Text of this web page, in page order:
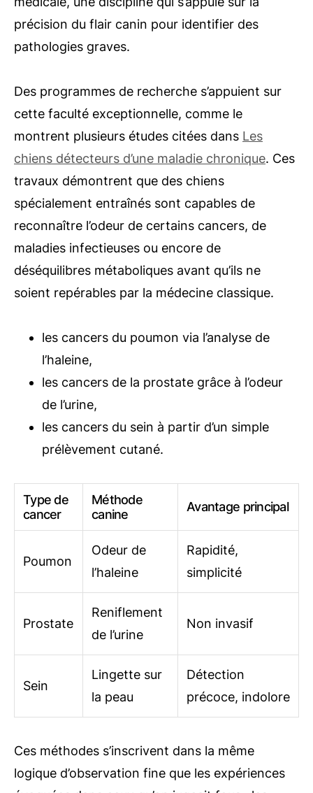
précision du flair canin pour identifier des
pathologies graves.
Des programmes de recherche s’appuient sur
cette faculté exceptionnelle, comme le
montrent plusieurs études citées dans Les
chiens détecteurs d’une maladie chronique. Ces
travaux démontrent que des chiens
spécialement entraînés sont capables de
reconnaître l’odeur de certains cancers, de
maladies infectieuses ou encore de
déséquilibres métaboliques avant qu’ils ne
soient repérables par la médecine classique.
les cancers du poumon via l’analyse de
l’haleine,
les cancers de la prostate grâce à l’odeur
de l’urine,
les cancers du sein à partir d’un simple
prélèvement cutané.
Type de
cancer
Méthode
canine
Avantage principal
Poumon
Odeur de
l’haleine
Rapidité,
simplicité
Prostate
Reniflement
de l’urine
Non invasif
Sein
Lingette sur
la peau
Détection
précoce, indolore
Ces méthodes s’inscrivent dans la même
logique d’observation fine que les expériences